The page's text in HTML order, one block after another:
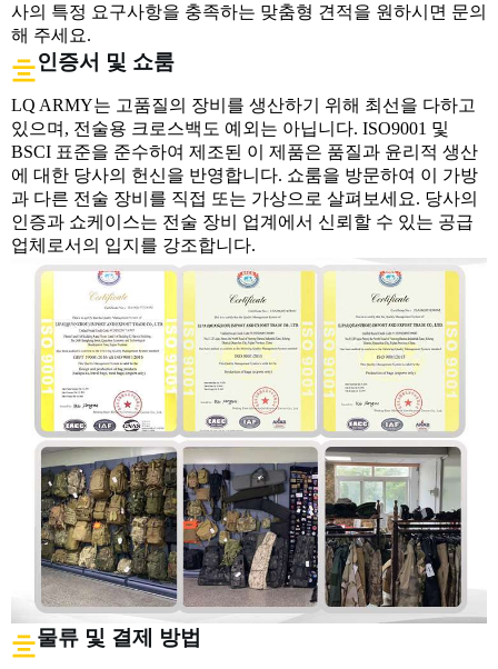
사의 특정 요구사항을 충족하는 맞춤형 견적을 원하시면 문의
해 주세요.
인증서 및 쇼룸
LQ ARMY는 고품질의 장비를 생산하기 위해 최선을 다하고
있으며, 전술용 크로스백도 예외는 아닙니다. ISO9001 및
BSCI 표준을 준수하여 제조된 이 제품은 품질과 윤리적 생산
에 대한 당사의 헌신을 반영합니다. 쇼룸을 방문하여 이 가방
과 다른 전술 장비를 직접 또는 가상으로 살펴보세요. 당사의
인증과 쇼케이스는 전술 장비 업계에서 신뢰할 수 있는 공급
업체로서의 입지를 강조합니다.
물류 및 결제 방법